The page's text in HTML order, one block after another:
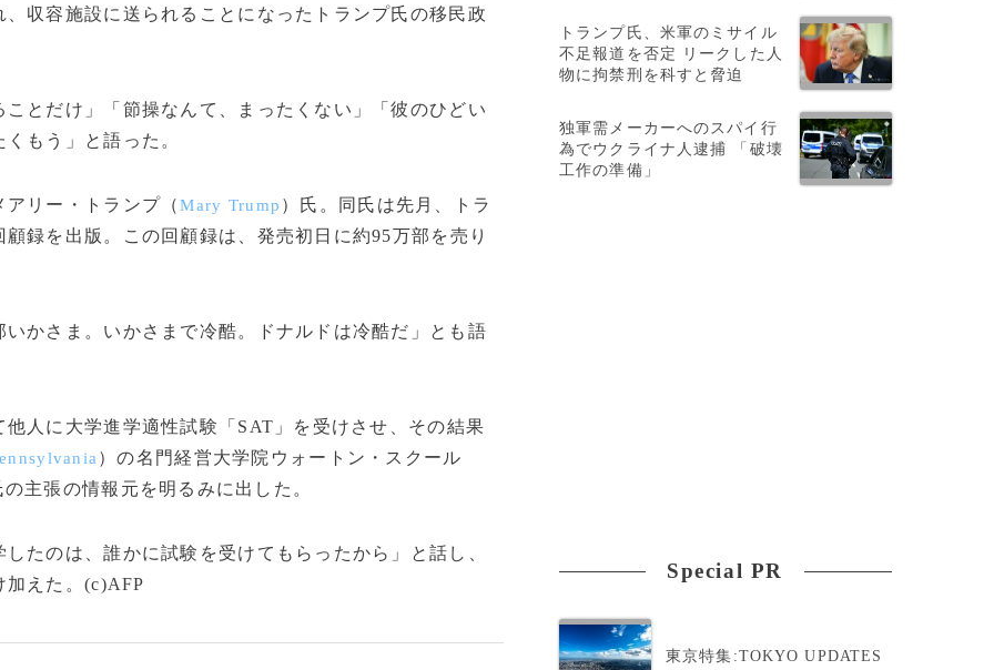
収容施設に送られることになったトランプ氏の移民政
とだけ」「節操なんて、まったくない」「彼のひどい
もう」と語った。
リー・トランプ（Mary Trump ）氏。同氏は先月、トラ
録を出版。この回顧録は、発売初日に約95万部を売り
かさま。いかさまで冷酷。ドナルドは冷酷だ」とも語
人に大学進学適性試験「SAT」を受けさせ、その結果
）の名門経営大学院ウォートン・スクール
主張の情報元を明るみに出した。
のは、誰かに試験を受けてもらったから」と話し、
加えた。(c)AFP
トランプ氏、米軍のミサイル
不足報道を否定 リークした人
物に拘禁刑を科すと脅迫
独軍需メーカーへのスパイ行
為でウクライナ人逮捕 「破壊
工作の準備」
Special PR
東京特集:TOKYO UPDATES